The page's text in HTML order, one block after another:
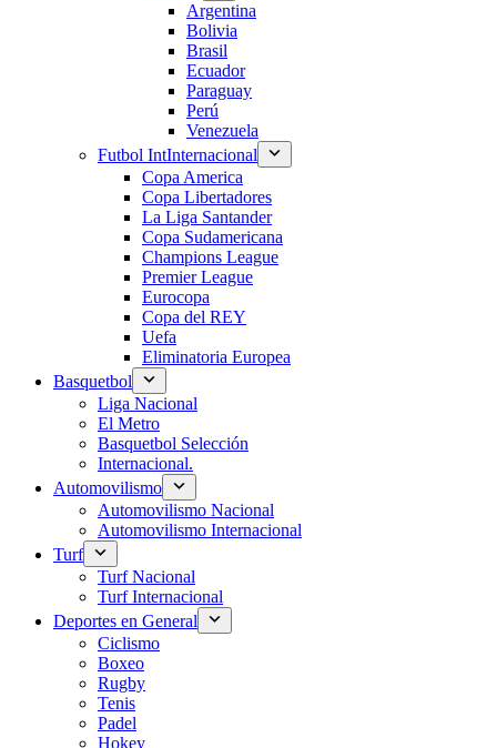
Argentina
Bolivia
Brasil
Ecuador
Paraguay
Perú
Venezuela
Futbol IntInternacional
Copa America
Copa Libertadores
La Liga Santander
Copa Sudamericana
Champions League
Premier League
Eurocopa
Copa del REY
Uefa
Eliminatoria Europea
Basquetbol
Liga Nacional
El Metro
Basquetbol Selección
Internacional.
Automovilismo
Automovilismo Nacional
Automovilismo Internacional
Turf
Turf Nacional
Turf Internacional
Deportes en General
Ciclismo
Boxeo
Rugby
Tenis
Padel
Hokey